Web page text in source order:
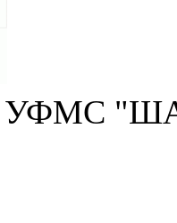
УФМС